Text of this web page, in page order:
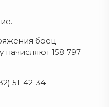
боец
начисляют 158 797
51-42-34